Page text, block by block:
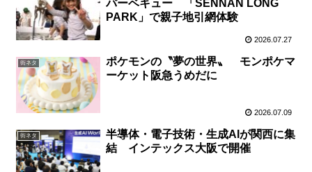
バーベキュー 「SENNAN LONG
PARK」で親子地引網体験
2026.07.27
街ネタ
ポケモンの〝夢の世界〟 モンポケマ
ーケット阪急うめだに
2026.07.09
街ネタ
半導体・電子技術・生成AIが関西に集
結 インテックス大阪で開催